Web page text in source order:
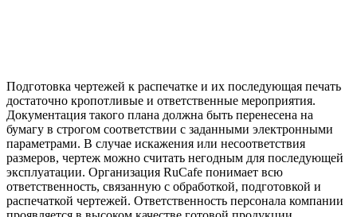
Подготовка чертежей к распечатке и их последующая печать
достаточно кропотливые и ответственные мероприятия.
Документация такого плана должна быть перенесена на
бумагу в строгом соответствии с заданными электронными
параметрами. В случае искажения или несоответствия
размеров, чертеж можно считать негодным для последующей
эксплуатации. Организация RuCafe понимает всю
ответственность, связанную с обработкой, подготовкой и
распечаткой чертежей. Ответственность персонала компании